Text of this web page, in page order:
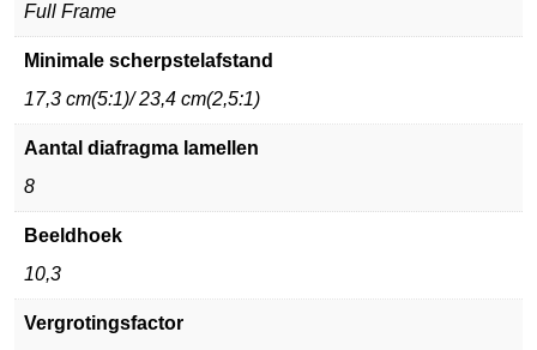
Full Frame
Minimale scherpstelafstand
17,3 cm(5:1)/ 23,4 cm(2,5:1)
Aantal diafragma lamellen
8
Beeldhoek
10,3
Vergrotingsfactor